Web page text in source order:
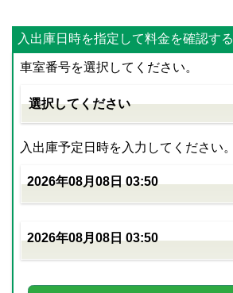
入出庫日時を指定して料金を確認する
車室番号を選択してください。
入出庫予定日時を入力してください。